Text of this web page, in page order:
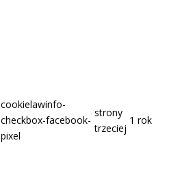
cookielawinfo-
checkbox-facebook-
pixel
strony
trzeciej
1 rok